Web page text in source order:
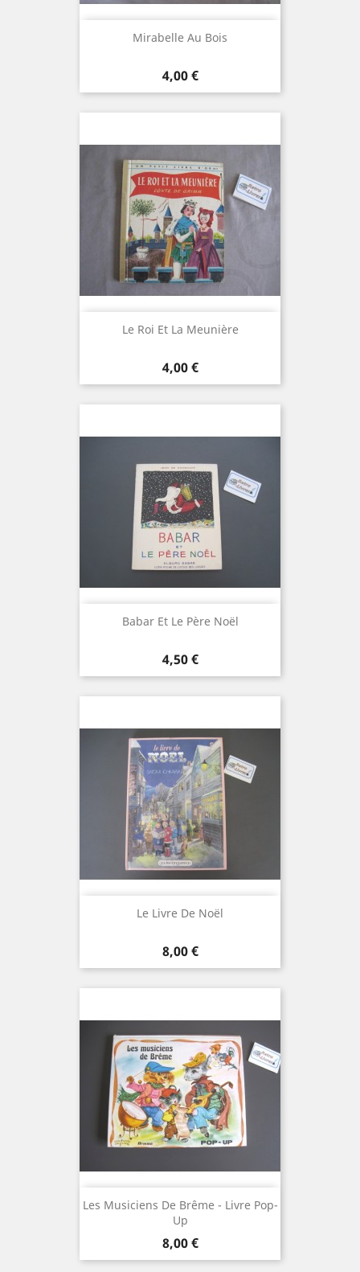
Mirabelle Au Bois
Prix
4,00 €
Le Roi Et La Meunière
Prix
4,00 €
Babar Et Le Père Noël
Prix
4,50 €
Le Livre De Noël
Prix
8,00 €
Les Musiciens De Brême - Livre Pop-
Up
Prix
8,00 €